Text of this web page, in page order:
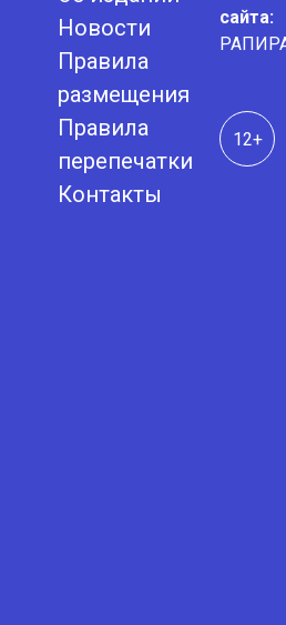
Новости
Правила
размещения
Правила
перепечатки
Контакты
сайта:
12+